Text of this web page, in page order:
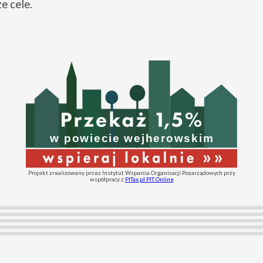
cele.
Projekt zrealizowany przez Instytut Wsparcia Organizacji Pozarządowych przy
współpracy z PITax.pl PIT Online